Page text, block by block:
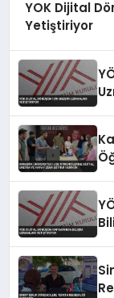
YOK Dijital
Yetiştiriyor